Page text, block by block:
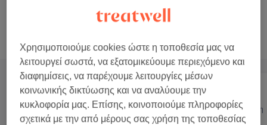
Αναζήτηση υπηρεσιών
Όλα Μαλλιά Αποτρίχωση
Χρησιμοποιούμε cookies ώστε η τοποθεσία μας να
λειτουργεί σωστά, να εξατομικεύουμε περιεχόμενο και
διαφημίσεις, να παρέχουμε λειτουργίες μέσων
κοινωνικής δικτύωσης και να αναλύουμε την
κυκλοφορία μας. Επίσης, κοινοποιούμε πληροφορίες
σχετικά με την από μέρους σας χρήση της τοποθεσίας